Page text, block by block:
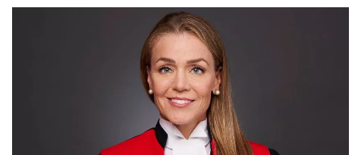
Bien à vous,
La Rédaction de Droit-inc.com